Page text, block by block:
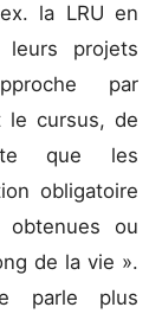
la LRU en
leurs projets
par
le cursus, de
que les
obligatoire
ou
de la vie ».
parle plus